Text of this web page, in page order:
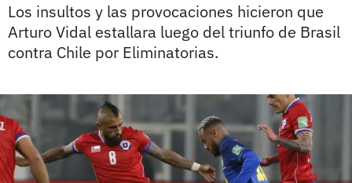
Los insultos y las provocaciones hicieron que
Arturo Vidal estallara luego del triunfo de Brasil
contra Chile por Eliminatorias.